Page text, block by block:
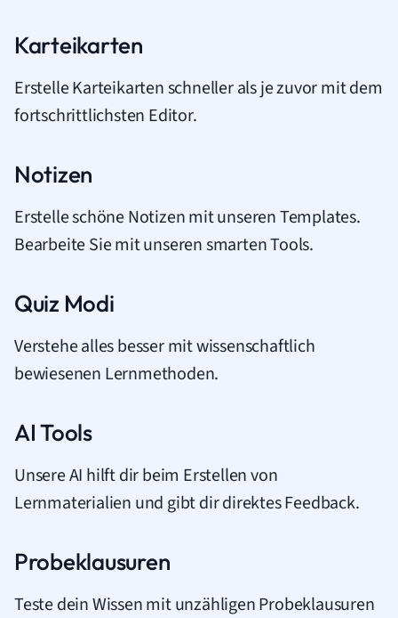
Karteikarten
Erstelle Karteikarten schneller als je zuvor mit dem
fortschrittlichsten Editor.
Notizen
Erstelle schöne Notizen mit unseren Templates.
Bearbeite Sie mit unseren smarten Tools.
Quiz Modi
Verstehe alles besser mit wissenschaftlich
bewiesenen Lernmethoden.
AI Tools
Unsere AI hilft dir beim Erstellen von
Lernmaterialien und gibt dir direktes Feedback.
Probeklausuren
Teste dein Wissen mit unzähligen Probeklausuren